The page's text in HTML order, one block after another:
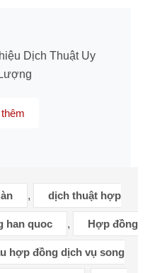
Dịch Thuật Uy
, dịch thuật hợp
han quoc , Hợp đồng
hợp đồng dịch vụ song